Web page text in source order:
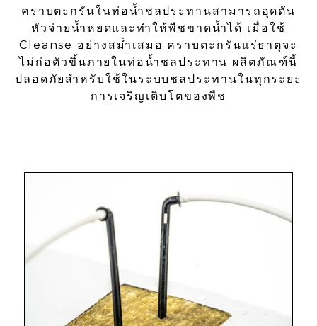
คราบตะกรันในท่อน้ำชลประทานสามารถอุดตัน
หัวจ่ายน้ำหยดและทำให้พืชขาดน้ำได้ เมื่อใช้
Cleanse อย่างสม่ำเสมอ คราบตะกรันแร่ธาตุจะ
ไม่ก่อตัวขึ้นภายในท่อน้ำชลประทาน ผลิตภัณฑ์นี้
ปลอดภัยสำหรับใช้ในระบบชลประทานในทุกระยะ
การเจริญเติบโตของพืช